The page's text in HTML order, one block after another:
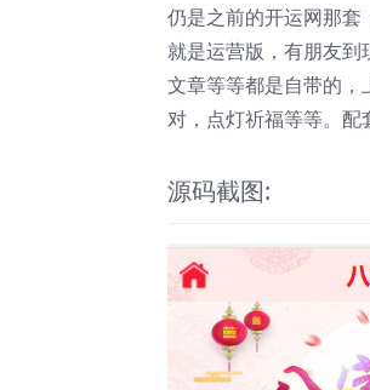
仍是之前的开运网那
就是运营版，有朋友
文章等等都是自带的
对，点灯祈福等等。配
源码截图: